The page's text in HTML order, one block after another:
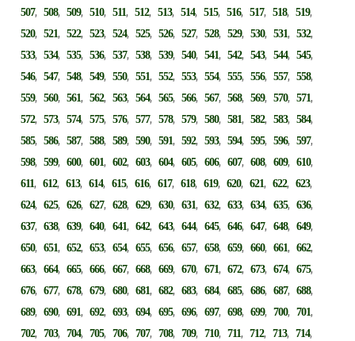
507,508,509,510,511,512,513,514,515,516,517,518,519,
520,521,522,523,524,525,526,527,528,529,530,531,532,
533,534,535,536,537,538,539,540,541,542,543,544,545,
546,547,548,549,550,551,552,553,554,555,556,557,558,
559,560,561,562,563,564,565,566,567,568,569,570,571,
572,573,574,575,576,577,578,579,580,581,582,583,584,
585,586,587,588,589,590,591,592,593,594,595,596,597,
598,599,600,601,602,603,604,605,606,607,608,609,610,
611,612,613,614,615,616,617,618,619,620,621,622,623,
624,625,626,627,628,629,630,631,632,633,634,635,636,
637,638,639,640,641,642,643,644,645,646,647,648,649,
650,651,652,653,654,655,656,657,658,659,660,661,662,
663,664,665,666,667,668,669,670,671,672,673,674,675,
676,677,678,679,680,681,682,683,684,685,686,687,688,
689,690,691,692,693,694,695,696,697,698,699,700,701,
702,703,704,705,706,707,708,709,710,711,712,713,714,